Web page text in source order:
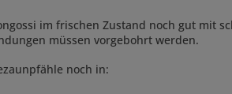
im frischen Zustand noch gut mit
müssen vorgebohrt werden.
noch in: